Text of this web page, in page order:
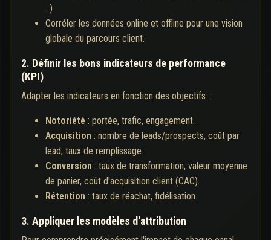
. )
Corréler les données online et offline pour une vision
globale du parcours client.
2. Définir les bons indicateurs de performance
(KPI)
Adapter les indicateurs en fonction des objectifs :
Notoriété : portée, trafic, engagement.
Acquisition : nombre de leads/prospects, coût par
lead, taux de remplissage.
Conversion : taux de transformation, valeur moyenne
de panier, coût d'acquisition client (CAC).
Rétention : taux de réachat, fidélisation.
3. Appliquer les modèles d'attribution